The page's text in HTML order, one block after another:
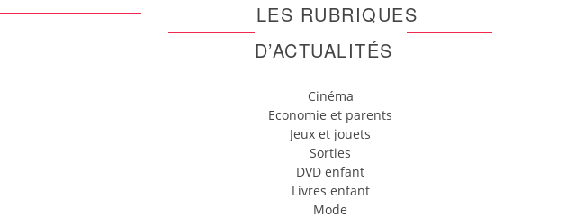
LES RUBRIQUES
D’ACTUALITÉS
Cinéma
Economie et parents
Jeux et jouets
Sorties
DVD enfant
Livres enfant
Mode